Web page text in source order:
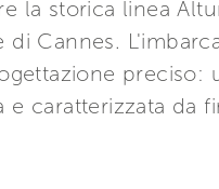
la storica linea
di Cannes.
e caratterizzata